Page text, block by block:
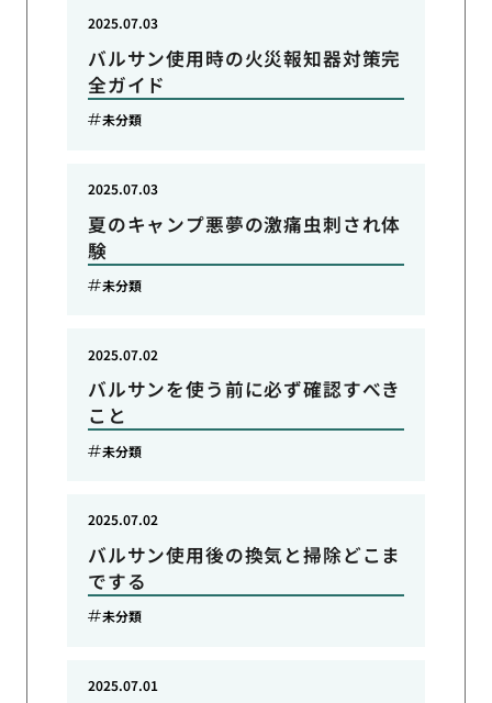
バルサン使用時の火災報知器対策完
全ガイド
2025.07.03
未分類
夏のキャンプ悪夢の激痛虫刺され体
験
2025.07.03
未分類
バルサンを使う前に必ず確認すべき
こと
2025.07.02
未分類
バルサン使用後の換気と掃除どこま
でする
2025.07.02
未分類
2025.07.01